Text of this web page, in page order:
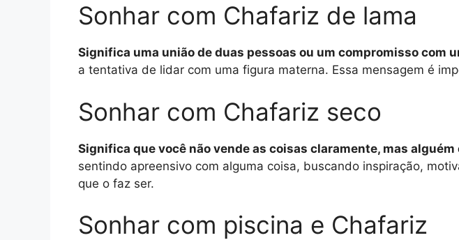
Sonhar com Chafariz de lama
Significa uma união de duas pessoas ou um compromisso com
a tentativa de lidar com uma figura materna. Essa mensagem é
Sonhar com Chafariz seco
Significa que você não vende as coisas claramente, mas
sentindo apreensivo com alguma coisa, buscando inspiração,
que o faz ser.
Sonhar com piscina e Chafariz